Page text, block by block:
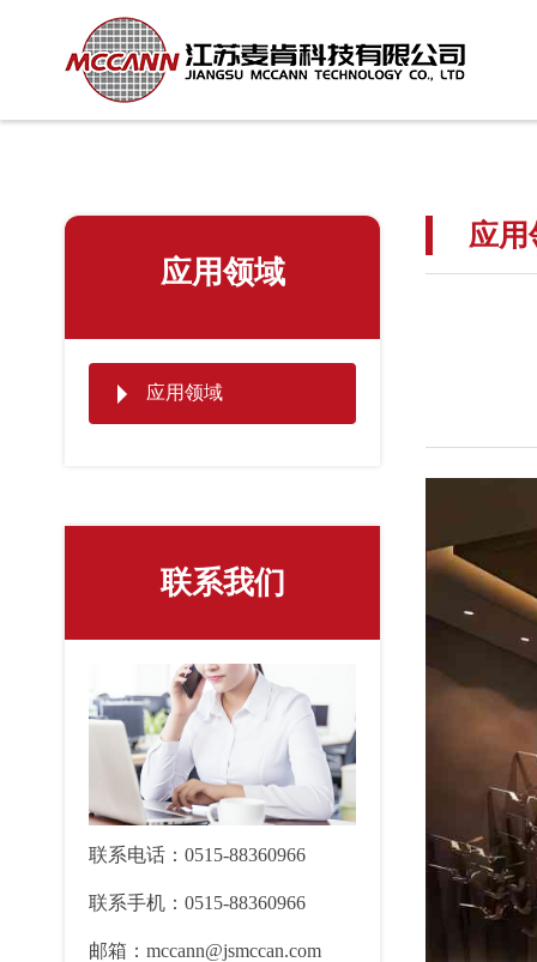
应用领域
应用领域
联系我们
联系电话：0515-88360966
联系手机：0515-88360966
邮箱：mccann@jsmccan.com
应用